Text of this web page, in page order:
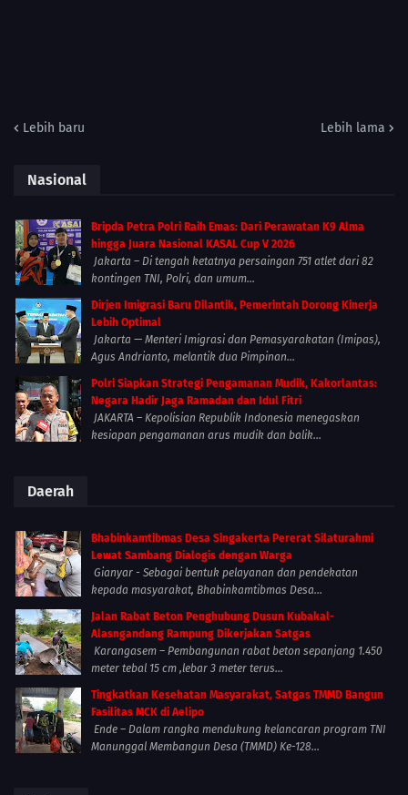
Lebih baru Lebih lama
Nasional
Bripda Petra Polri Raih Emas: Dari Perawatan K9 Alma
hingga Juara Nasional KASAL Cup V 2026
Jakarta – Di tengah ketatnya persaingan 751 atlet dari 82
kontingen TNI, Polri, dan umum...
Dirjen Imigrasi Baru Dilantik, Pemerintah Dorong Kinerja
Lebih Optimal
Jakarta — Menteri Imigrasi dan Pemasyarakatan (Imipas),
Agus Andrianto, melantik dua Pimpinan...
Polri Siapkan Strategi Pengamanan Mudik, Kakorlantas:
Negara Hadir Jaga Ramadan dan Idul Fitri
JAKARTA – Kepolisian Republik Indonesia menegaskan
kesiapan pengamanan arus mudik dan balik...
Daerah
Bhabinkamtibmas Desa Singakerta Pererat Silaturahmi
Lewat Sambang Dialogis dengan Warga
Gianyar - Sebagai bentuk pelayanan dan pendekatan
kepada masyarakat, Bhabinkamtibmas Desa...
Jalan Rabat Beton Penghubung Dusun Kubakal-
Alasngandang Rampung Dikerjakan Satgas
Karangasem – Pembangunan rabat beton sepanjang 1.450
meter tebal 15 cm ,lebar 3 meter terus...
Tingkatkan Kesehatan Masyarakat, Satgas TMMD Bangun
Fasilitas MCK di Aelipo
Ende – Dalam rangka mendukung kelancaran program TNI
Manunggal Membangun Desa (TMMD) Ke-128...